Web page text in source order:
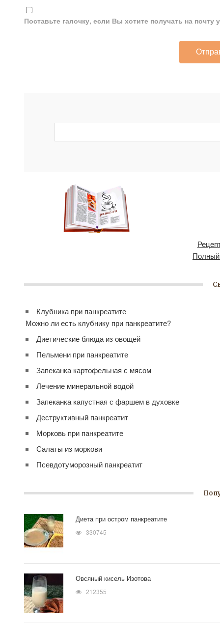
Поставьте галочку, если Вы хотите получать на
Клубника при панкреатите
Можно ли есть клубнику при панкреатите?
Диетические блюда из овощей
Пельмени при панкреатите
Запеканка картофельная с мясом
Лечение минеральной водой
Запеканка капустная с фаршем в духовке
Деструктивный панкреатит
Морковь при панкреатите
Салаты из моркови
Псевдотуморозный панкреатит
Диета при остром панкреатите
330745
Овсяный кисель Изотова
212355